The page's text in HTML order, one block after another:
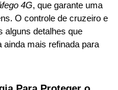
4G, que garante uma
O controle de cruzeiro e
alguns detalhes que
ainda mais refinada para